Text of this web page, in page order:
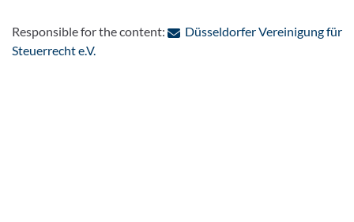
Responsible for the content:
Düsseldorfer Vereinigung für
Steuerrecht e.V.